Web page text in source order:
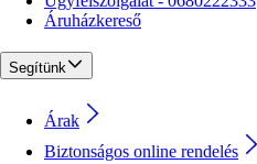
Áruházkereső
Segítünk
Árak
Biztonságos online rendelés